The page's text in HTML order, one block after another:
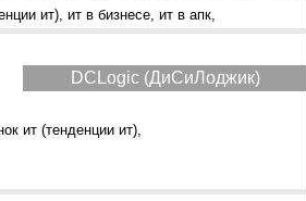
ит), ит в бизнесе, ит в апк,
DCLogic (ДиСиЛоджик)
ит (тенденции ит),